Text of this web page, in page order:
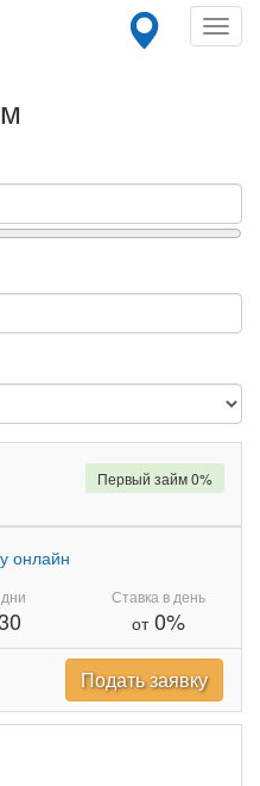
онлайн
Ставка в день
от0%
Первый займ 0%
Подать заявку